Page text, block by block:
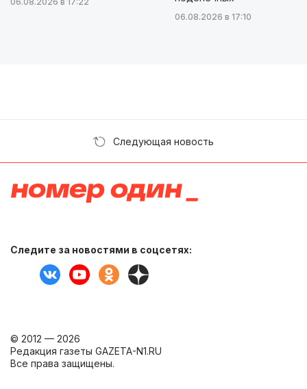
06.08.2026 в 17:10
Следующая новость
Следите за новостями в соцсетях:
© 2012 — 2026
Редакция газеты GAZETA-N1.RU
Все права защищены.